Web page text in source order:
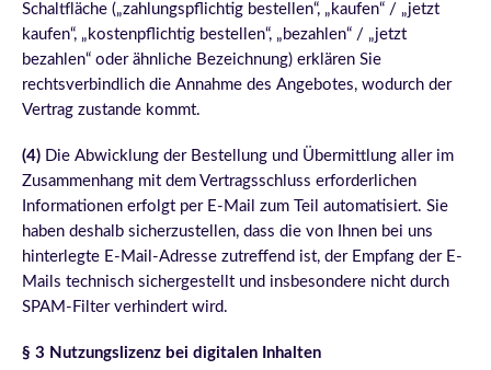
Schaltfläche („zahlungspflichtig bestellen“, „kaufen“ / „jetzt
kaufen“, „kostenpflichtig bestellen“, „bezahlen“ / „jetzt
bezahlen“ oder ähnliche Bezeichnung) erklären Sie
rechtsverbindlich die Annahme des Angebotes, wodurch der
Vertrag zustande kommt.
(4) Die Abwicklung der Bestellung und Übermittlung aller im
Zusammenhang mit dem Vertragsschluss erforderlichen
Informationen erfolgt per E-Mail zum Teil automatisiert. Sie
haben deshalb sicherzustellen, dass die von Ihnen bei uns
hinterlegte E-Mail-Adresse zutreffend ist, der Empfang der E-
Mails technisch sichergestellt und insbesondere nicht durch
SPAM-Filter verhindert wird.
§ 3 Nutzungslizenz bei digitalen Inhalten